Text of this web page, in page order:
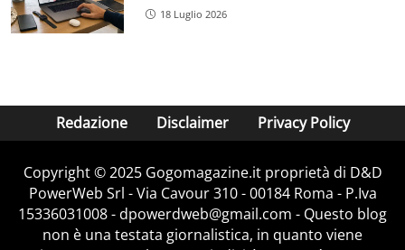
18 Luglio 2026
Redazione Disclaimer Privacy Policy
Copyright © 2025 Gogomagazine.it proprietà di D&D
PowerWeb Srl - Via Cavour 310 - 00184 Roma - P.Iva
15336031008 - dpowerdweb@gmail.com - Questo blog
non è una testata giornalistica, in quanto viene